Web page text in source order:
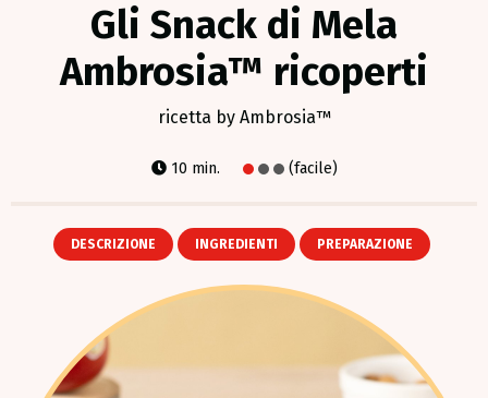
Gli Snack di Mela
Ambrosia™ ricoperti
ricetta by Ambrosia™
10 min. (facile)
DESCRIZIONE INGREDIENTI PREPARAZIONE